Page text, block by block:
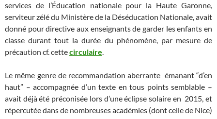
services de l’Éducation nationale pour la Haute Garonne,
serviteur zélé du Ministère de la Déséducation Nationale, avait
donné pour directive aux enseignants de garder les enfants en
classe durant tout la durée du phénomène, par mesure de
précaution cf. cettecirculaire.
Le même genre de recommandation aberrante émanant “d’en
haut” – accompagnée d’un texte en tous points semblable –
avait déjà été préconisée lors d’une éclipse solaire en 2015, et
répercutée dans de nombreuses académies (dont celle de Nice)